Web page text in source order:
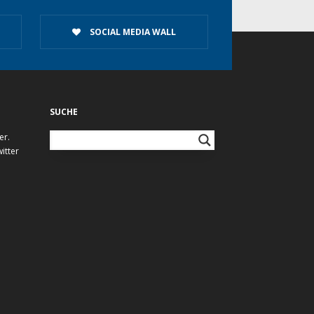
SOCIAL MEDIA WALL
SUCHE